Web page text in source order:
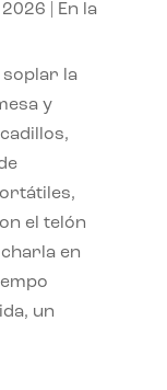
En la
soplar la
y
el telón
en
un